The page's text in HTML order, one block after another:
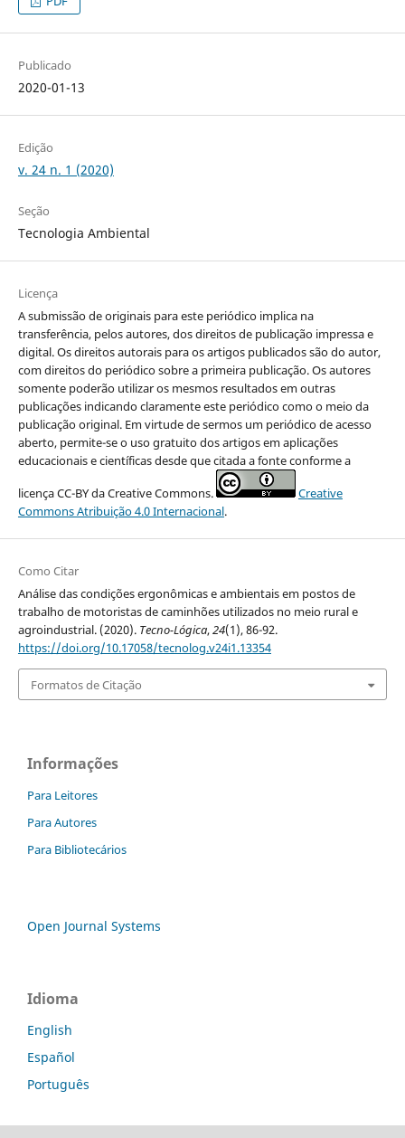
Publicado
2020-01-13
Edição
v. 24 n. 1 (2020)
Seção
Tecnologia Ambiental
Licença
A submissão de originais para este periódico implica na
transferência, pelos autores, dos direitos de publicação impressa e
digital. Os direitos autorais para os artigos publicados são do autor,
com direitos do periódico sobre a primeira publicação. Os autores
somente poderão utilizar os mesmos resultados em outras
publicações indicando claramente este periódico como o meio da
publicação original. Em virtude de sermos um periódico de acesso
aberto, permite-se o uso gratuito dos artigos em aplicações
educacionais e científicas desde que citada a fonte conforme a
licença CC-BY da Creative Commons.
Creative
Commons Atribuição 4.0 Internacional.
Como Citar
Análise das condições ergonômicas e ambientais em postos de
trabalho de motoristas de caminhões utilizados no meio rural e
agroindustrial. (2020). Tecno-Lógica,24(1), 86-92.
https://doi.org/10.17058/tecnolog.v24i1.13354
Formatos de Citação
Informações
Para Leitores
Para Autores
Para Bibliotecários
Open Journal Systems
Idioma
English
Español
Português